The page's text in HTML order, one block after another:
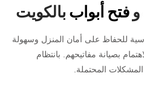
فتح أبواب بالكويت
للحفاظ على أمان المنزل وسهولة
بصيانة مفاتيحهم. بانتظام
المحتملة.